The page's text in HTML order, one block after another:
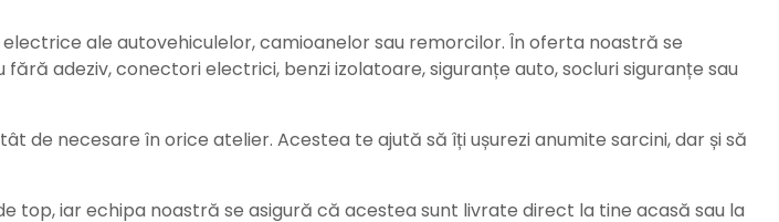
ale autovehiculelor, camioanelor sau remorcilor. În oferta noastră se
adeziv, conectori electrici, benzi izolatoare, siguranțe auto, socluri siguranțe sau
de necesare în orice atelier. Acestea te ajută să îți ușurezi anumite sarcini, dar și să
top, iar echipa noastră se asigură că acestea sunt livrate direct la tine acasă sau la